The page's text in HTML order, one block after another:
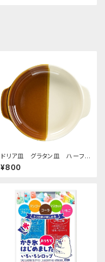
ドリア皿 グラタン皿 ハーフ＆
ハーフ ブラウン
¥800